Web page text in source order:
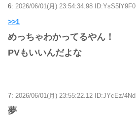
6: 2026/06/01(月) 23:54:34.98 ID:YsS5lY9F0
>>1
めっちゃわかってるやん！
PVもいいんだよな
7: 2026/06/01(月) 23:55:22.12 ID:JYcEz/4Nd
夢